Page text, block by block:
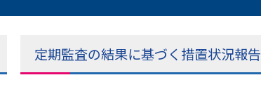
定期監査の結果に基づく措置状況報告